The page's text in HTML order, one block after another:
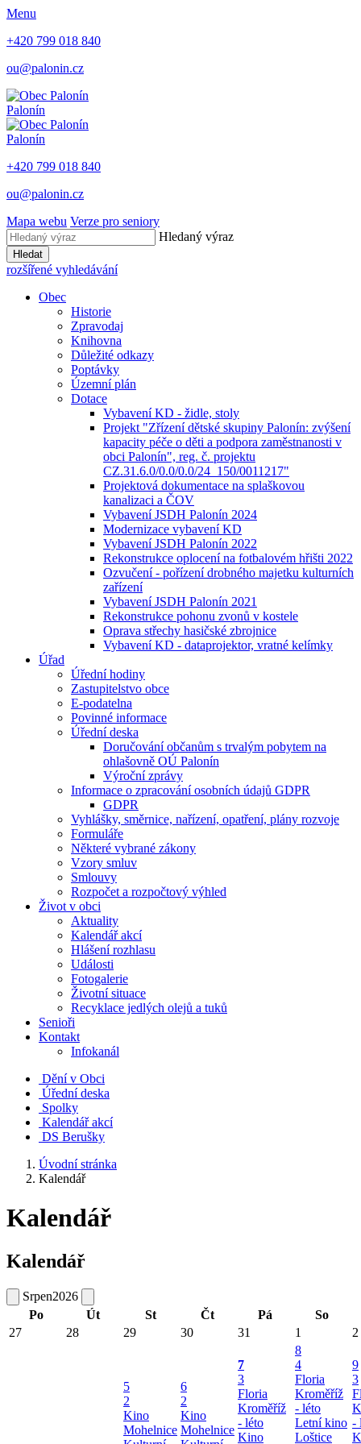
Menu
+420 799 018 840
ou@palonin.cz
Palonín
Palonín
+420 799 018 840
ou@palonin.cz
Mapa webu Verze pro seniory
Hledaný výraz
Hledat
rozšířené vyhledávání
Obec
Historie
Zpravodaj
Knihovna
Důležité odkazy
Poptávky
Územní plán
Dotace
Vybavení KD - židle, stoly
Projekt "Zřízení dětské skupiny Palonín: zvýšení
kapacity péče o děti a podpora zaměstnanosti v
obci Palonín", reg. č. projektu
CZ.31.6.0/0.0/0.0/24_150/0011217"
Projektová dokumentace na splaškovou
kanalizaci a ČOV
Vybavení JSDH Palonín 2024
Modernizace vybavení KD
Vybavení JSDH Palonín 2022
Rekonstrukce oplocení na fotbalovém hřišti 2022
Ozvučení - pořízení drobného majetku kulturních
zařízení
Vybavení JSDH Palonín 2021
Rekonstrukce pohonu zvonů v kostele
Oprava střechy hasičské zbrojnice
Vybavení KD - dataprojektor, vratné kelímky
Úřad
Úřední hodiny
Zastupitelstvo obce
E-podatelna
Povinné informace
Úřední deska
Doručování občanům s trvalým pobytem na
ohlašovně OÚ Palonín
Výroční zprávy
Informace o zpracování osobních údajů GDPR
GDPR
Vyhlášky, směrnice, nařízení, opatření, plány rozvoje
Formuláře
Některé vybrané zákony
Vzory smluv
Smlouvy
Rozpočet a rozpočtový výhled
Život v obci
Aktuality
Kalendář akcí
Hlášení rozhlasu
Události
Fotogalerie
Životní situace
Recyklace jedlých olejů a tuků
Senioři
Kontakt
Infokanál
Dění v Obci
Úřední deska
Spolky
Kalendář akcí
DS Berušky
Úvodní stránka
Kalendář
Kalendář
Kalendář
Srpen2026
Po
Út St Čt Pá
So
27
28 29 30 31 1 2
5
2
Kino
Mohelnice
6
2
Kino
Mohelnice
7
3
Floria
Kroměříž
- léto
Kino
8
4
Floria
Kroměříž
- léto
Letní kino
Loštice
9
3
-